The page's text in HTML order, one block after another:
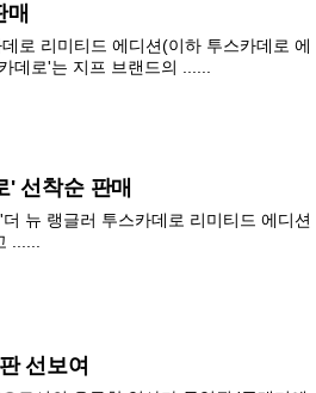
로 리미티드 에디션(이하 투스카데로 에
데로'는 지프 브랜드의 ......
' 선착순 판매
뉴 랭글러 투스카데로 리미티드 에디션
......
선보여